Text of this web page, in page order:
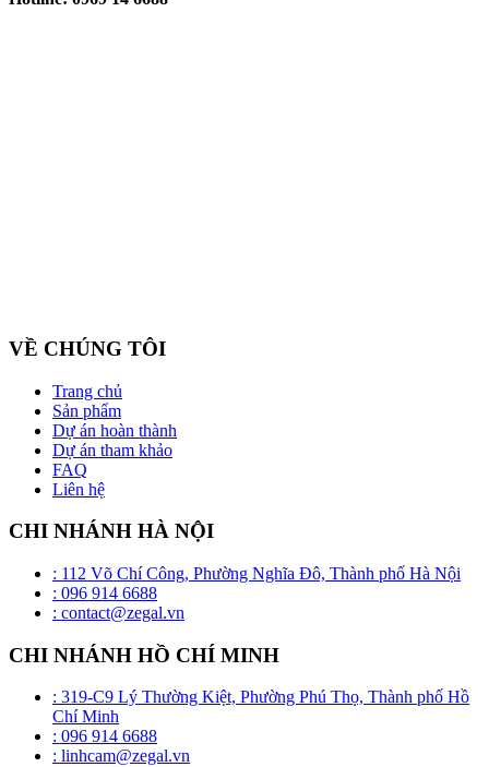
VỀ CHÚNG TÔI
Trang chủ
Sản phẩm
Dự án hoàn thành
Dự án tham khảo
FAQ
Liên hệ
CHI NHÁNH HÀ NỘI
: 112 Võ Chí Công, Phường Nghĩa Đô, Thành phố Hà Nội
: 096 914 6688
: contact@zegal.vn
CHI NHÁNH HỒ CHÍ MINH
: 319-C9 Lý Thường Kiệt, Phường Phú Thọ, Thành phố Hồ
Chí Minh
: 096 914 6688
: linhcam@zegal.vn